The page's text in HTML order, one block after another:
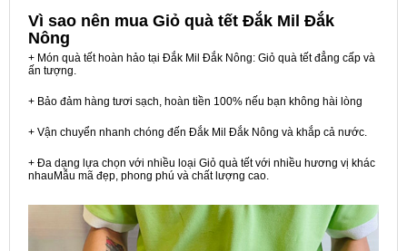
Vì sao nên mua Giỏ quà tết Đắk Mil Đắk
Nông
+ Món quà tết hoàn hảo tại Đắk Mil Đắk Nông: Giỏ quà tết đẳng cấp và
ấn tượng.
+ Bảo đảm hàng tươi sạch, hoàn tiền 100% nếu bạn không hài lòng
+ Vận chuyển nhanh chóng đến Đắk Mil Đắk Nông và khắp cả nước.
+ Đa dạng lựa chọn với nhiều loại Giỏ quà tết với nhiều hương vị khác
nhauMẫu mã đẹp, phong phú và chất lượng cao.